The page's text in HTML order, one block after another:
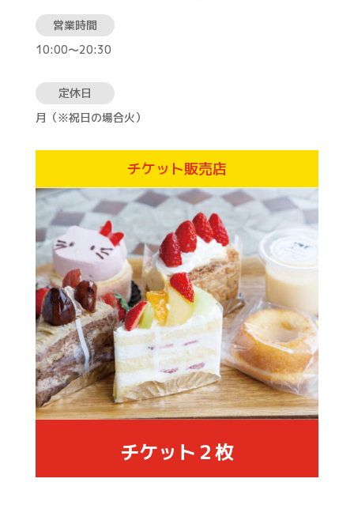
営業時間
10:00～20:30
定休日
月（※祝日の場合火）
チケット販売店
チケット２枚